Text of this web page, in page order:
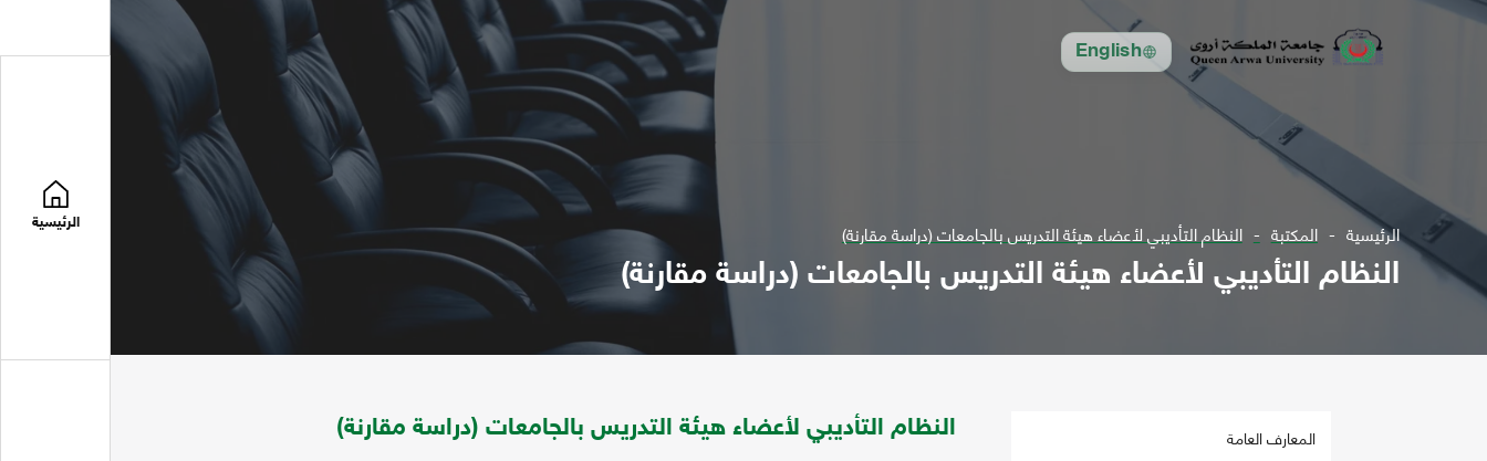
English
الرئيسية الرئيسية المكتبة النظام التأديبي لأعضاء هيئة التدريس بالجامعات (دراسة مقارنة)
النظام التأديبي لأعضاء هيئة التدريس بالجامعات (دراسة مقارنة)
المعارف العامة
النظام التأديبي لأعضاء هيئة التدريس بالجامعات (دراسة مقارنة)